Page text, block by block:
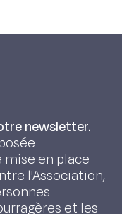
newsletter.
mise en place
l'Association,
et les